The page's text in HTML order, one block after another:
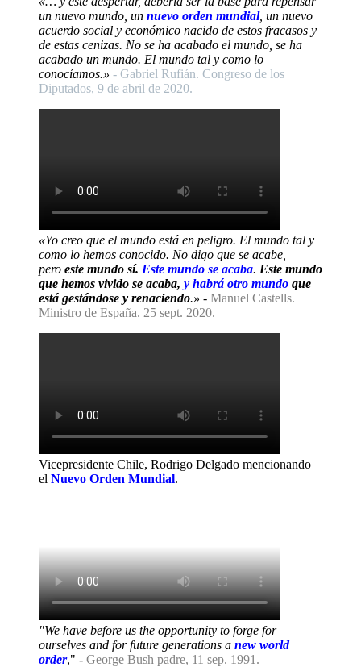
un nuevo mundo, un nuevo orden mundial, un nuevo
acuerdo social y económico nacido de estos fracasos y
de estas cenizas. No se ha acabado el mundo, se ha
acabado un mundo. El mundo tal y como lo
conocíamos.» - Gabriel Rufián. Congreso de los
Diputados, 9 de abril de 2020.
«Yo creo que el mundo está en peligro. El mundo tal y
como lo hemos conocido. No digo que se acabe,
pero este mundo sí. Este mundo se acaba. Este mundo
que hemos vivido se acaba, y habrá otro mundo que
está gestándose y renaciendo.» - Manuel Castells.
Ministro de España. 25 sept. 2020.
Vicepresidente Chile, Rodrigo Delgado mencionando
el Nuevo Orden Mundial.
"We have before us the opportunity to forge for
ourselves and for future generations a new world
order," - George Bush padre, 11 sep. 1991.